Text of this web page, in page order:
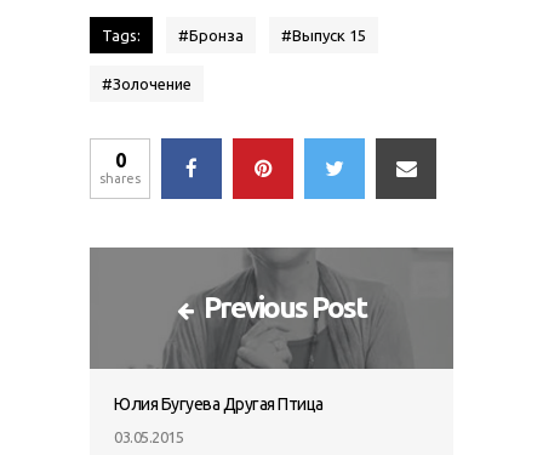
Tags: #Бронза #Выпуск 15
#Золочение
0
shares
Previous Post
Юлия Бугуева Другая Птица
03.05.2015